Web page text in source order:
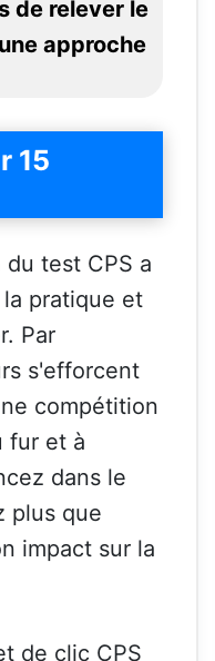
de relever le
approche
15
test CPS a
pratique et
Par
s'efforcent
compétition
fur et à
dans le
plus que
impact sur la
de clic CPS